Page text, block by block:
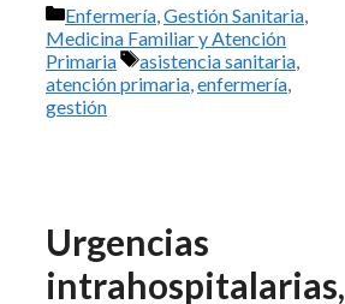
Categorías
Enfermería Gestión Sanitaria
Medicina Familiar y Atención
Primaria
Etiquetas
asistencia sanitaria
atención primaria enfermería
gestión
Urgencias
intrahospitalarias,